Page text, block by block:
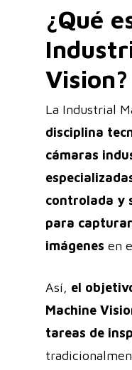
¿Qué
Vision?
La Industrial
disciplina
cámaras
controlada y
para
imágenes en
Así, el
Machine
tareas de